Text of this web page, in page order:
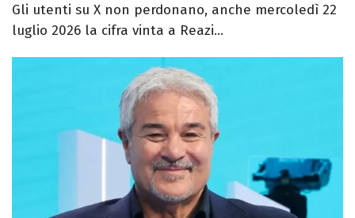
Gli utenti su X non perdonano, anche mercoledì 22
luglio 2026 la cifra vinta a Reazi...